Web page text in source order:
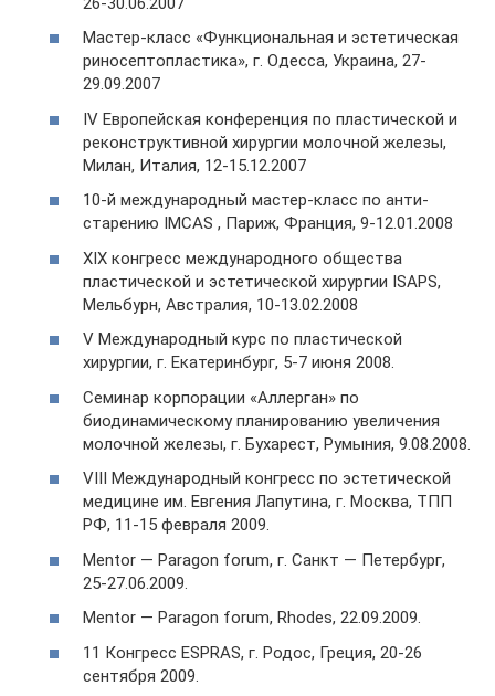
Мастер-класс «Функциональная и эстетическая
риносептопластика», г. Одесса, Украина, 27-
29.09.2007
IV Европейская конференция по пластической и
реконструктивной хирургии молочной железы,
Милан, Италия, 12-15.12.2007
10-й международный мастер-класс по анти-
старению IMCAS , Париж, Франция, 9-12.01.2008
XIX конгресс международного общества
пластической и эстетической хирургии ISAPS,
Мельбурн, Австралия, 10-13.02.2008
V Международный курс по пластической
хирургии, г. Екатеринбург, 5-7 июня 2008.
Семинар корпорации «Аллерган» по
биодинамическому планированию увеличения
молочной железы, г. Бухарест, Румыния, 9.08.2008.
VIII Международный конгресс по эстетической
медицине им. Евгения Лапутина, г. Москва, ТПП
РФ, 11-15 февраля 2009.
Mentor — Paragon forum, г. Санкт — Петербург,
25-27.06.2009.
Mentor — Paragon forum, Rhodes, 22.09.2009.
11 Конгресс ESPRAS, г. Родос, Греция, 20-26
сентября 2009.